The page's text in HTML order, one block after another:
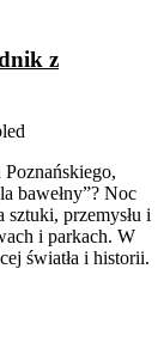
z
Poznańskiego,
bawełny”? Noc
przemysłu i
i parkach. W
światła i historii.